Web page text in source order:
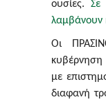
ουσίες.Σε
λαμβάνουν
Οι
με
διαφανή